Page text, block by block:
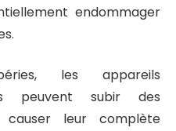
endommager
les appareils
peuvent subir des
causer leur complète